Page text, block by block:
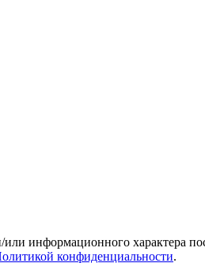
информационного характера
конфиденциальности.